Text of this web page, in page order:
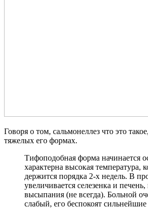
Говоря о том, сальмонеллез что это
тяжелых его формах.
Тифоподобная форма начинается
характерна высокая температура,
держится порядка 2-х недель. В
увеличивается селезенка и
высыпания (не всегда). Больной
слабый, его беспокоят